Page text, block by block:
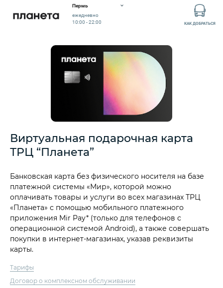
Пермь
ежедневно
10:00 - 22:00
КАК ДОБРАТЬСЯ
Виртуальная подарочная карта
ТРЦ “Планета”
Банковская карта без физического носителя на базе
платежной системы «Мир», которой можно
оплачивать товары и услуги во всех магазинах ТРЦ
«Планета» с помощью мобильного платежного
приложения Mir Pay* (только для телефонов с
операционной системой Android), а также совершать
покупки в интернет-магазинах, указав реквизиты
карты.
Тарифы
Договор о комплексном обслуживании